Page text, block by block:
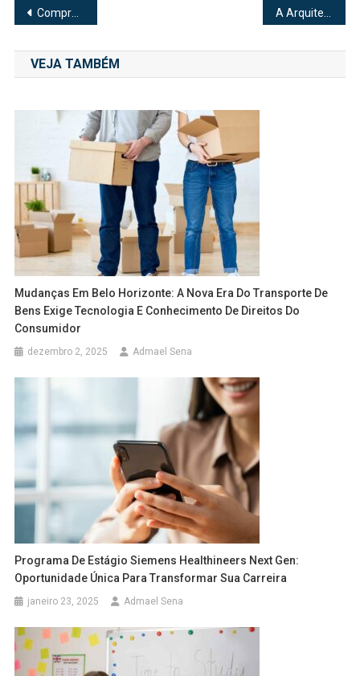
Navegação
de
Post
Compras em Santa Catarina: onde encontrar as melhores opções
VEJA TAMBÉM
Mudanças Em Belo Horizonte: A Nova Era Do Transporte De
Bens Exige Tecnologia E Conhecimento De Direitos Do
Consumidor
dezembro 2, 2025 Admael Sena
Programa De Estágio Siemens Healthineers Next Gen:
Oportunidade Única Para Transformar Sua Carreira
janeiro 23, 2025 Admael Sena